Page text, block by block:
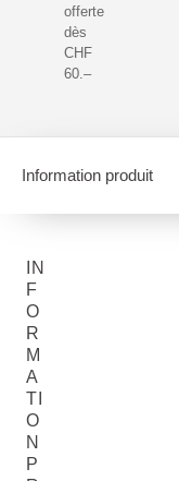
offerte
dès
CHF
60.–
Information produit
IN
F
O
R
M
A
TI
O
N
P